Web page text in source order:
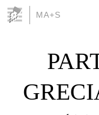
MA+S